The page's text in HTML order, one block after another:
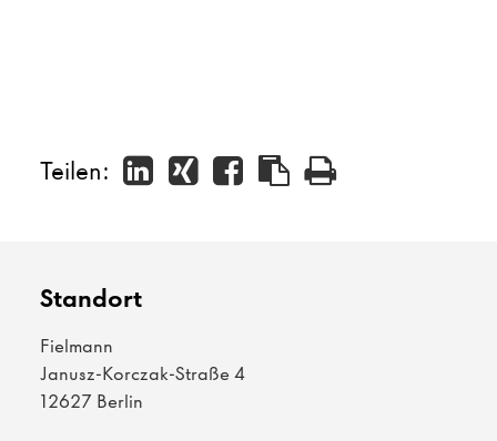
Teilen:
Standort
Fielmann
Janusz-Korczak-Straße 4
12627 Berlin